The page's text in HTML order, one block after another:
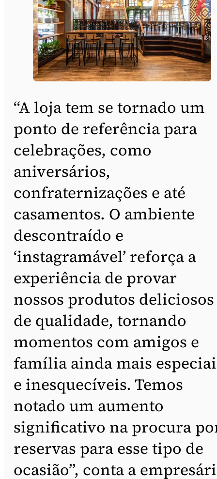
“A loja tem se tornado um
ponto de referência para
celebrações, como
aniversários,
confraternizações e até
casamentos. O ambiente
descontraído e
‘instagramável’ reforça a
experiência de provar
nossos produtos deliciosos
de qualidade, tornando
momentos com amigos e
família ainda mais
e inesquecíveis. Temos
notado um aumento
significativo na procura
reservas para esse tipo de
ocasião”, conta a